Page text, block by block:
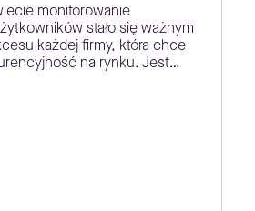
monitorowanie
stało się ważnym
każdej firmy, która chce
na rynku. Jest…